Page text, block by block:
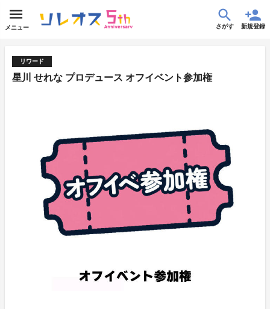
メニュー さがす 新規登録
リワード
星川 せれな プロデュース オフイベント参加権